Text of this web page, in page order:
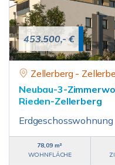
453.500,- €
Zellerberg -
Neubau-3-
Rieden-Zellerberg
Erdgeschosswohnung
78,09 m²
WOHNFLÄCHE